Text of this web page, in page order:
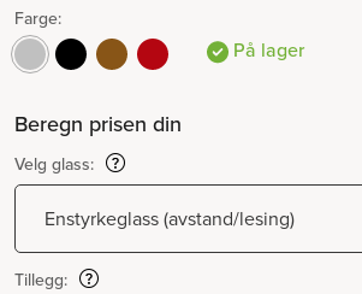
Farge:
På lager
Beregn prisen din
Velg glass:
Tillegg: